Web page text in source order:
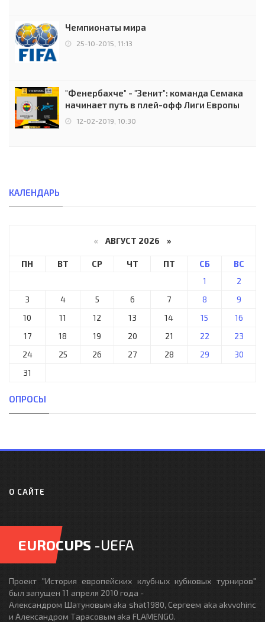
Чемпионаты мира
25-10-2015, 11:13
"Фенербахче" - "Зенит": команда Семака
начинает путь в плей-офф Лиги Европы
12-02-2019, 10:30
КАЛЕНДАРЬ
« АВГУСТ 2026 »
ПН ВТ СР ЧТ ПТ СБ
ВС
1
2
3
4 5 6 7 8
9
10
11 12 13 14 15
16
17
18 19 20 21 22
23
24
25 26 27 28 29
30
31
ОПРОСЫ
О САЙТЕ
EUROCUPS -UEFA
Проект "История европейских клубных кубковых турниров"
был запущен 11 апреля 2010 года -
Александром Шатуновым aka shat1980, Сергеем aka akvvohinc
и Александром Тарасовым aka FLAMENGO.